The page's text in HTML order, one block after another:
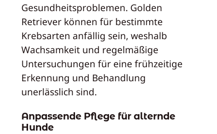
Gesundheitsproblemen. Golden
Retriever können für bestimmte
Krebsarten anfällig sein, weshalb
Wachsamkeit und regelmäßige
Untersuchungen für eine frühzeitige
Erkennung und Behandlung
unerlässlich sind.
Anpassende Pflege für alternde
Hunde